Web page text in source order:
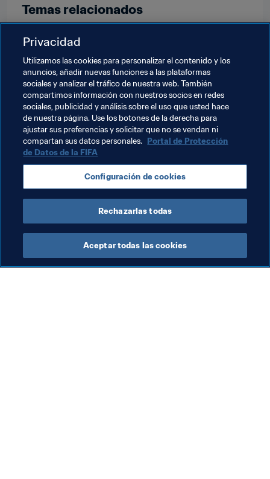
Temas relacionados
Grupo de Estudio Técnico (GET)
Copa Mundial Femenina de la FIFA 2023™
Australia AFC New Zealand OFC
Alemania UEFA Hong Kong, China
England Brazil CONMEBOL Sweden
Côte d'Ivoire CAF México Concacaf
Switzerland
Privacidad
Utilizamos las cookies para personalizar el contenido y los
anuncios, añadir nuevas funciones a las plataformas
sociales y analizar el tráfico de nuestra web. También
compartimos información con nuestros socios en redes
sociales, publicidad y análisis sobre el uso que usted hace
de nuestra página. Use los botones de la derecha para
ajustar sus preferencias y solicitar que no se vendan ni
compartan sus datos personales. Portal de Protección
de Datos de la FIFA
Configuración de cookies
Rechazarlas todas
Aceptar todas las cookies